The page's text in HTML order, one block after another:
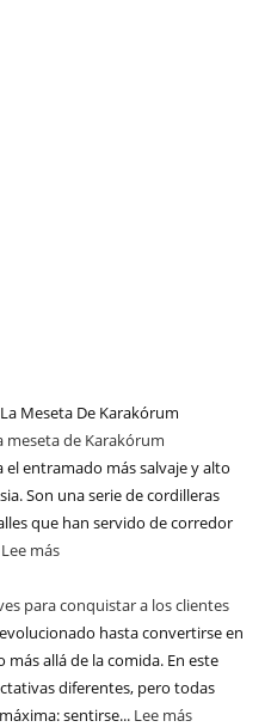
meseta de Karakórum
entramado más salvaje y alto
Son una serie de cordilleras
que han servido de corredor
Lee más
para conquistar a los clientes
hasta convertirse en
allá de la comida. En este
diferentes, pero todas
sentirse... Lee más